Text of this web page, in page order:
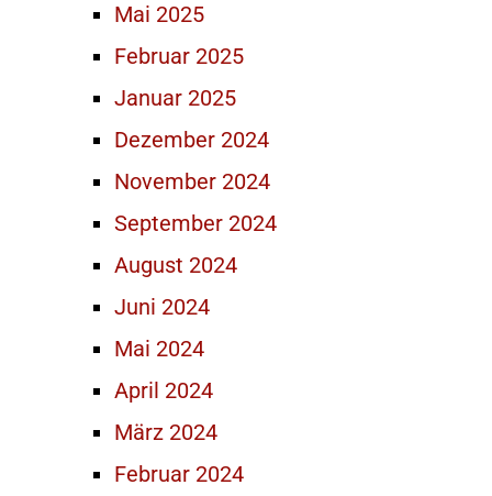
Mai 2025
Februar 2025
Januar 2025
Dezember 2024
November 2024
September 2024
August 2024
Juni 2024
Mai 2024
April 2024
März 2024
Februar 2024